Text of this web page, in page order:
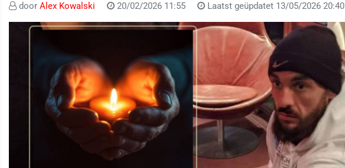
door Alex Kowalski 20/02/2026 11:55 Laatst geüpdatet 13/05/2026 20:40